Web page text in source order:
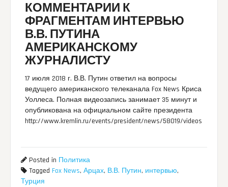
КОММЕНТАРИИ К
ФРАГМЕНТАМ ИНТЕРВЬЮ
В.В. ПУТИНА
АМЕРИКАНСКОМУ
ЖУРНАЛИСТУ
17 июля 2018 г. В.В. Путин ответил на вопросы
ведущего американского телеканала Fox News Криса
Уоллеса. Полная видеозапись занимает 35 минут и
опубликована на официальном сайте президента
http://www.kremlin.ru/events/president/news/58019/videos
Posted in Политика
Tagged Fox News,Арцах, В.В. Путин, интервью,
Турция